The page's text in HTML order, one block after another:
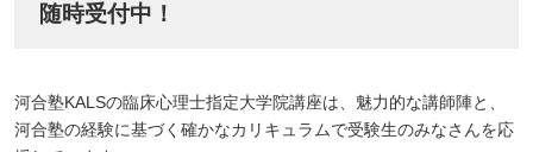
随時受付中！
河合塾KALSの臨床心理士指定大学院講座は、魅力的な講師陣と、
河合塾の経験に基づく確かなカリキュラムで受験生のみなさんを応